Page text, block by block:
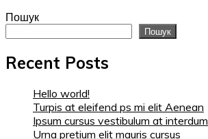
Пошук
Пошук
Recent Posts
Hello world!
Turpis at eleifend ps mi elit Aenean
Ipsum cursus vestibulum at interdum
Urna pretium elit mauris cursus